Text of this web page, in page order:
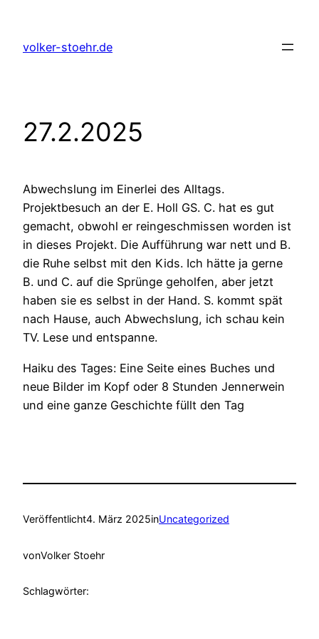
springen
volker-stoehr.de
27.2.2025
Abwechslung im Einerlei des Alltags.
Projektbesuch an der E. Holl GS. C. hat es gut
gemacht, obwohl er reingeschmissen worden ist
in dieses Projekt. Die Aufführung war nett und B.
die Ruhe selbst mit den Kids. Ich hätte ja gerne
B. und C. auf die Sprünge geholfen, aber jetzt
haben sie es selbst in der Hand. S. kommt spät
nach Hause, auch Abwechslung, ich schau kein
TV. Lese und entspanne.
Haiku des Tages: Eine Seite eines Buches und
neue Bilder im Kopf oder 8 Stunden Jennerwein
und eine ganze Geschichte füllt den Tag
Veröffentlicht4. März 2025inUncategorized
vonVolker Stoehr
Schlagwörter: